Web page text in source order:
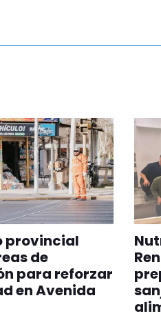
provincial
de
para reforzar
en Avenida